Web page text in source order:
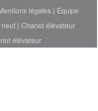
légales | Équipe
| Chariot élévateur
élévateur